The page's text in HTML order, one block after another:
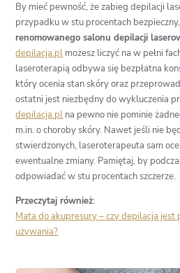
By mieć pewność, że zabieg depilacji
przypadku w stu procentach
renomowanego salonu depilacji
depilacja.pl możesz liczyć na w pełni
laseroterapią odbywa się bezpłatna
który ocenia stan skóry oraz
ostatni jest niezbędny do wykluczenia
depilacja.pl na pewno nie pominie
m.in. o choroby skóry. Nawet jeśli nie
stwierdzonych, laseroterapeuta sam
ewentualne zmiany. Pamiętaj, by
odpowiadać w stu procentach szczerze.
Przeczytaj również:
Mata do akupresury–czy depilacja jest
używania?